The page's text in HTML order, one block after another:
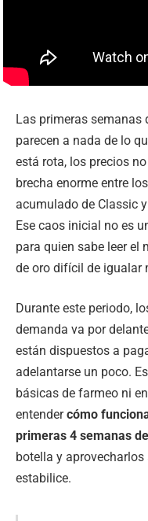
Las primeras semanas
parecen a nada de lo
está rota, los precios
brecha enorme entre
acumulado de Classic
Ese caos inicial no es
para quien sabe leer el
de oro difícil de igualar
Durante este periodo,
demanda va por
están dispuestos a
adelantarse un poco.
básicas de farmeo ni
entendercómo
primeras 4 semanas
botella y
estabilice.